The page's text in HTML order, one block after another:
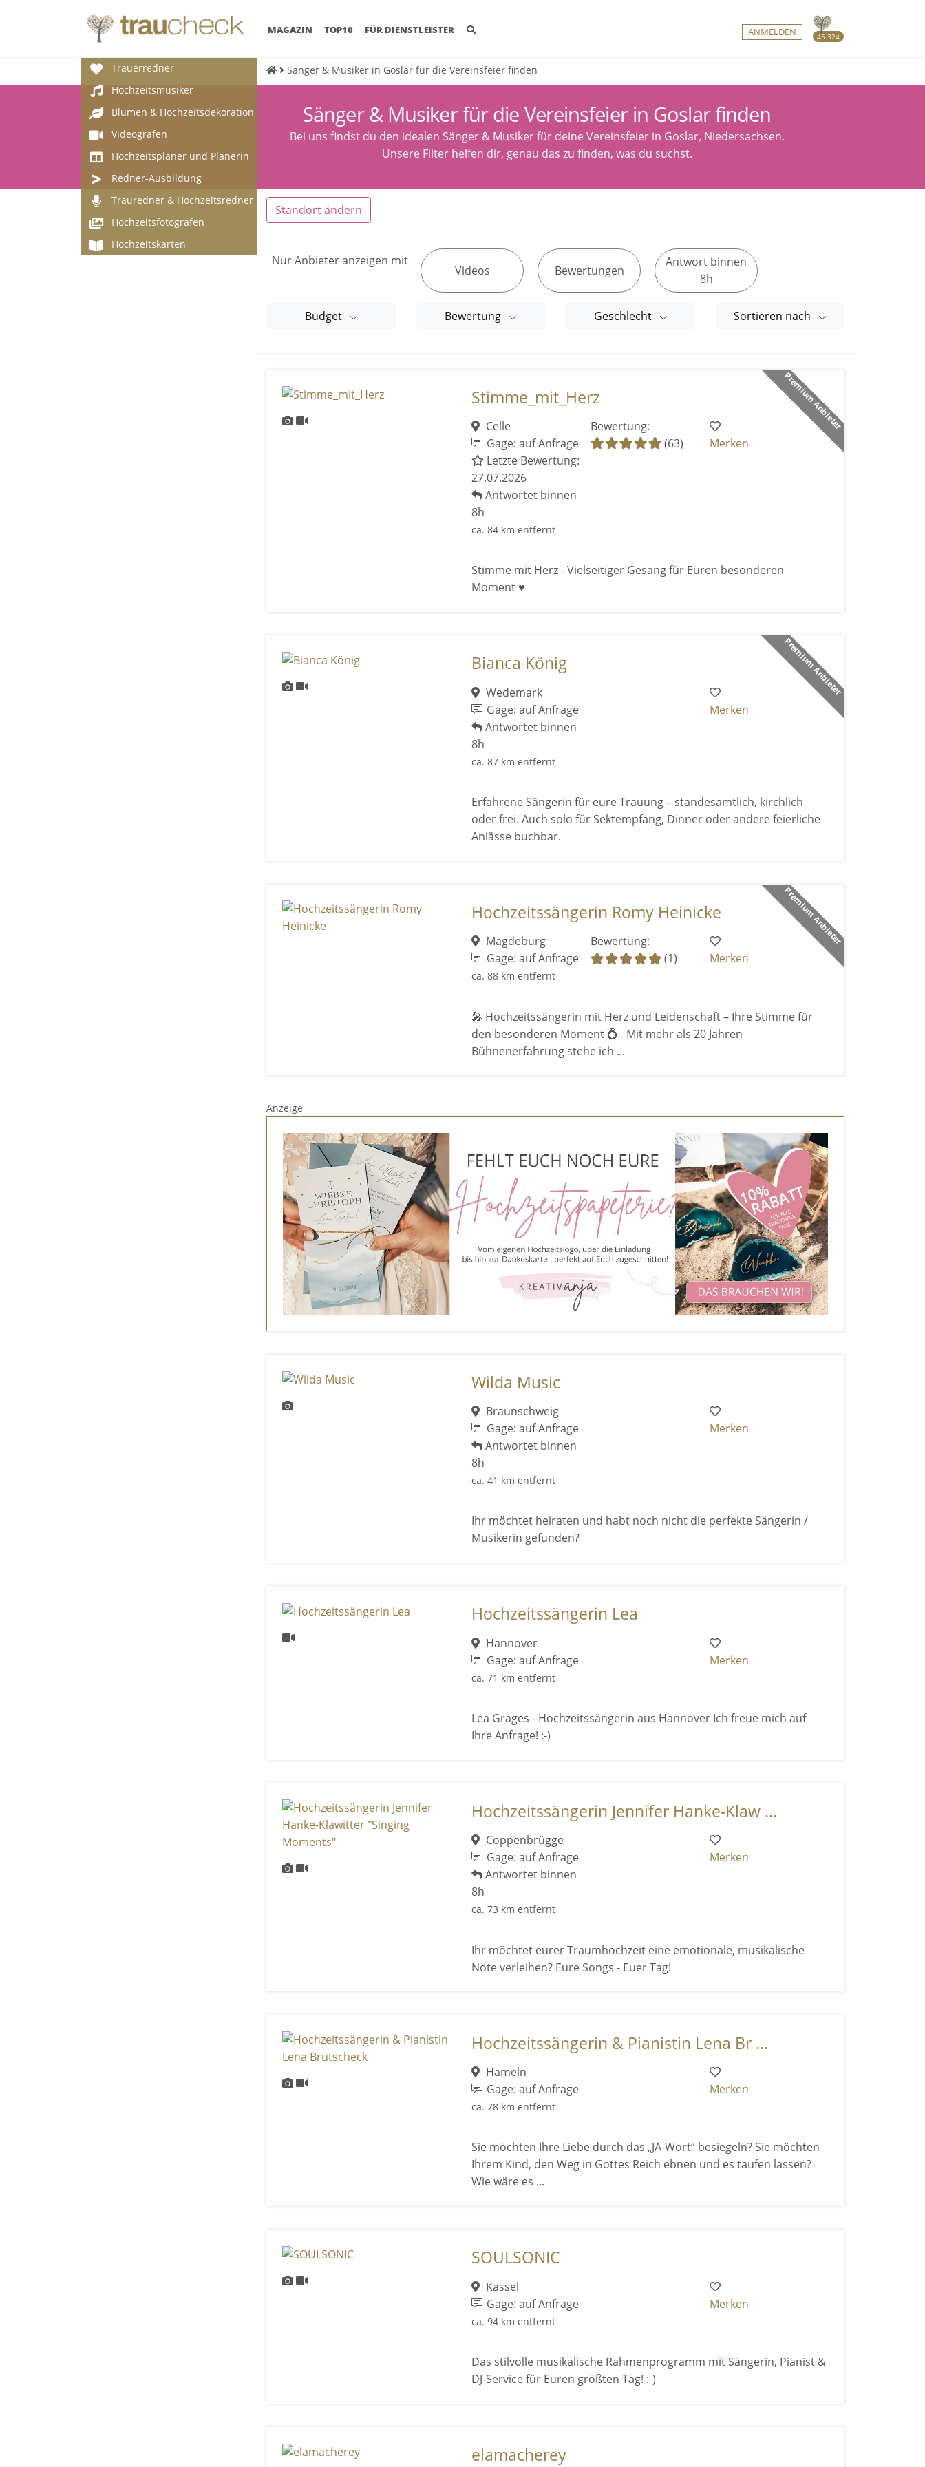
45.324
MAGAZIN (CURRENT)
TOP10 FÜR DIENSTLEISTER ANMELDEN
Trauerredner
Hochzeitsmusiker
Blumen & Hochzeitsdekoration
Videografen
Hochzeitsplaner und Planerin
Redner-Ausbildung
Trauredner & Hochzeitsredner
Hochzeitsfotografen
Hochzeitskarten
Sänger & Musiker in Goslar für die Vereinsfeier finden
Sänger & Musiker für die Vereinsfeier in Goslar finden
Bei uns findst du den idealen Sänger & Musiker für deine Vereinsfeier in Goslar, Niedersachsen.
Unsere Filter helfen dir, genau das zu finden, was du suchst.
Standort ändern
Nur Anbieter anzeigen mit
Videos Bewertungen
Antwort binnen
8h
Budget Bewertung Geschlecht Sortieren nach
Premium Anbieter
Stimme_mit_Herz
Celle
Gage: auf Anfrage
Letzte Bewertung:
27.07.2026
Antwortet binnen
8h
ca. 84 km entfernt
Bewertung:
(63)
Merken
Stimme mit Herz - Vielseitiger Gesang für Euren besonderen
Moment ♥️
Premium Anbieter
Bianca König
Wedemark
Gage: auf Anfrage
Antwortet binnen
8h
ca. 87 km entfernt
Merken
Erfahrene Sängerin für eure Trauung – standesamtlich, kirchlich
oder frei. Auch solo für Sektempfang, Dinner oder andere feierliche
Anlässe buchbar.
Premium Anbieter
Hochzeitssängerin Romy Heinicke
Magdeburg
Gage: auf Anfrage
ca. 88 km entfernt
Bewertung:
(1)
Merken
🎤 Hochzeitssängerin mit Herz und Leidenschaft – Ihre Stimme für
den besonderen Moment 💍 Mit mehr als 20 Jahren
Bühnenerfahrung stehe ich ...
Anzeige
Wilda Music
Braunschweig
Gage: auf Anfrage
Antwortet binnen
8h
ca. 41 km entfernt
Merken
Ihr möchtet heiraten und habt noch nicht die perfekte Sängerin /
Musikerin gefunden?
Hochzeitssängerin Lea
Hannover
Gage: auf Anfrage
ca. 71 km entfernt
Merken
Lea Grages - Hochzeitssängerin aus Hannover Ich freue mich auf
Ihre Anfrage! :-)
Hochzeitssängerin Jennifer Hanke-Klaw ...
Coppenbrügge
Gage: auf Anfrage
Antwortet binnen
8h
ca. 73 km entfernt
Merken
Ihr möchtet eurer Traumhochzeit eine emotionale, musikalische
Note verleihen? Eure Songs - Euer Tag!
Hochzeitssängerin & Pianistin Lena Br ...
Hameln
Gage: auf Anfrage
ca. 78 km entfernt
Merken
Sie möchten Ihre Liebe durch das „JA-Wort“ besiegeln? Sie möchten
Ihrem Kind, den Weg in Gottes Reich ebnen und es taufen lassen?
Wie wäre es ...
SOULSONIC
Kassel
Gage: auf Anfrage
ca. 94 km entfernt
Merken
Das stilvolle musikalische Rahmenprogramm mit Sängerin, Pianist &
DJ-Service für Euren größten Tag! :-)
elamacherey